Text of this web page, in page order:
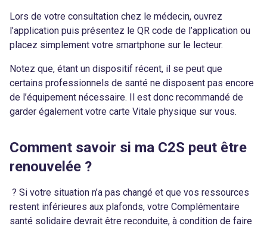
Lors de votre consultation chez le médecin, ouvrez
l’application puis présentez le QR code de l’application ou
placez simplement votre smartphone sur le lecteur.
Notez que, étant un dispositif récent, il se peut que
certains professionnels de santé ne disposent pas encore
de l’équipement nécessaire. Il est donc recommandé de
garder également votre carte Vitale physique sur vous.
Comment savoir si ma C2S peut être
renouvelée ?
? Si votre situation n’a pas changé et que vos ressources
restent inférieures aux plafonds, votre Complémentaire
santé solidaire devrait être reconduite, à condition de faire